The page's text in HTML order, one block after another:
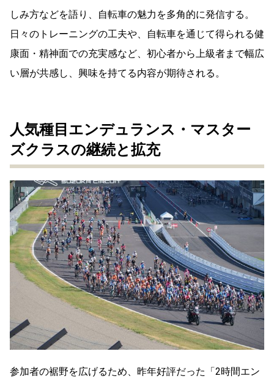
しみ方などを語り、自転車の魅力を多角的に発信する。
日々のトレーニングの工夫や、自転車を通じて得られる健
康面・精神面での充実感など、初心者から上級者まで幅広
い層が共感し、興味を持てる内容が期待される。
人気種目エンデュランス・マスター
ズクラスの継続と拡充
参加者の裾野を広げるため、昨年好評だった「2時間エン